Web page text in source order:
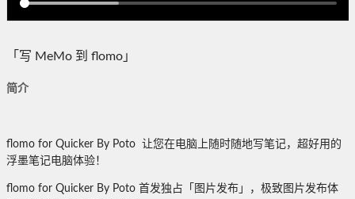
「写 MeMo 到 flomo」
简介
flomo for Quicker By Poto 让您在电脑上随时随地写笔记，超好用的
浮墨笔记电脑体验！
flomo for Quicker By Poto 首发独占「图片发布」，极致图片发布体